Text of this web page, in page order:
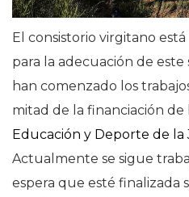
El consistorio virgitano
para la adecuación de
han comenzado los
mitad de la financiación de
Educación y Deporte de
Actualmente se sigue
espera que esté finalizada